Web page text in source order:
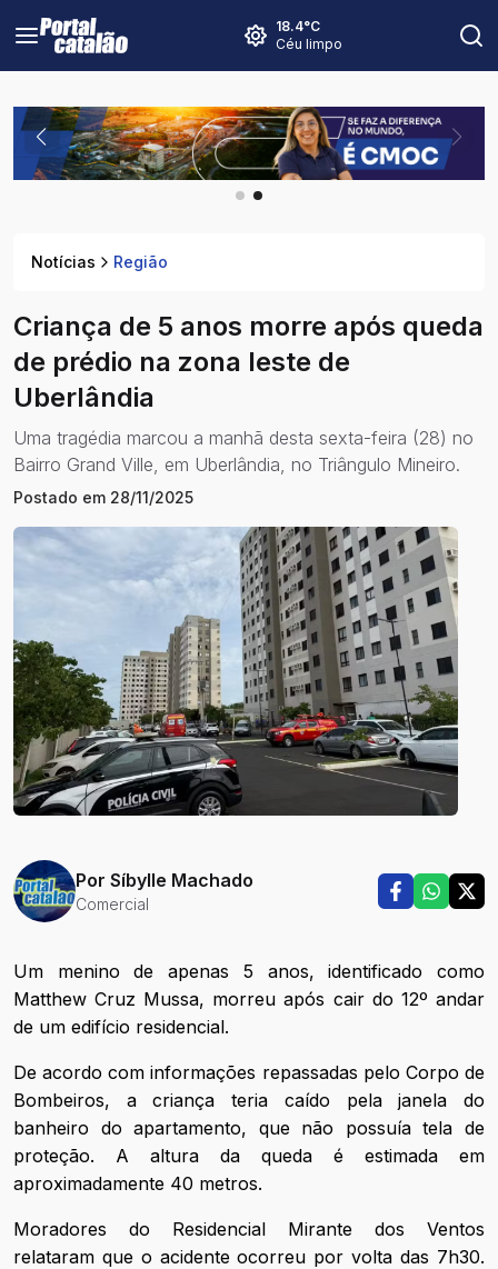
18.4°C
Céu limpo
Notícias Região
Criança de 5 anos morre após queda
de prédio na zona leste de
Uberlândia
Uma tragédia marcou a manhã desta sexta-feira (28) no
Bairro Grand Ville, em Uberlândia, no Triângulo Mineiro.
Postado em 28/11/2025
Por Síbylle Machado
Comercial
Um menino de apenas 5 anos, identificado como
Matthew Cruz Mussa, morreu após cair do 12º andar
de um edifício residencial.
De acordo com informações repassadas pelo Corpo de
Bombeiros, a criança teria caído pela janela do
banheiro do apartamento, que não possuía tela de
proteção. A altura da queda é estimada em
aproximadamente 40 metros.
Moradores do Residencial Mirante dos Ventos
relataram que o acidente ocorreu por volta das 7h30.